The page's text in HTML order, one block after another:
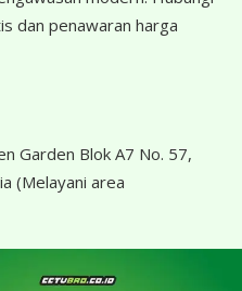
dan penawaran harga
Garden Blok A7 No. 57,
(Melayani area